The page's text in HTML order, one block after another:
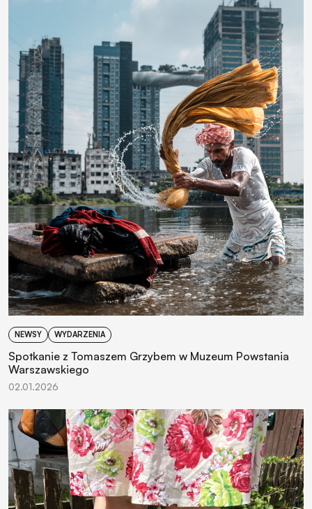
NEWSY WYDARZENIA
Spotkanie z Tomaszem Grzybem w Muzeum Powstania
Warszawskiego
02.01.2026